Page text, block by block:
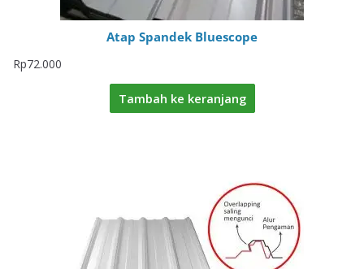
Atap Spandek Bluescope
Rp72.000
Tambah ke keranjang